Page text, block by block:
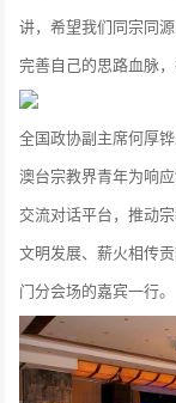
讲，希望我们同宗同
完善自己的思路血脉
全国政协副主席何厚
澳台宗教界青年为响
交流对话平台，推动
文明发展、薪火相传
门分会场的嘉宾一行。